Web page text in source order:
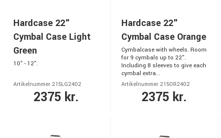
Hardcase 22"
Cymbal Case Light
Green
10" - 12".
Artikelnummer 215LG2402
2375 kr.
Hardcase 22"
Cymbal Case Orange
Cymbalcase with wheels. Room
for 9 cymbals up to 22".
Including 8 sleeves to give each
cymbal extra...
Artikelnummer 215OR2402
2375 kr.